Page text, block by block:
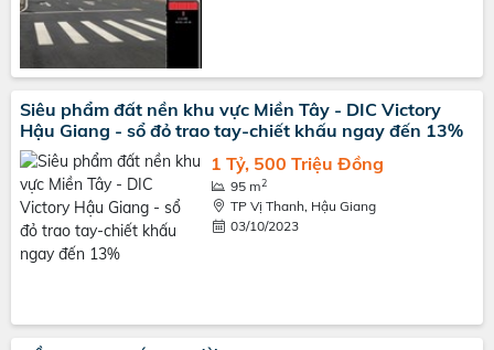
Siêu phẩm đất nền khu vực Miền Tây - DIC Victory
Hậu Giang - sổ đỏ trao tay-chiết khấu ngay đến 13%
1 Tỷ, 500 Triệu Đồng
95 m2
TP Vị Thanh, Hậu Giang
03/10/2023